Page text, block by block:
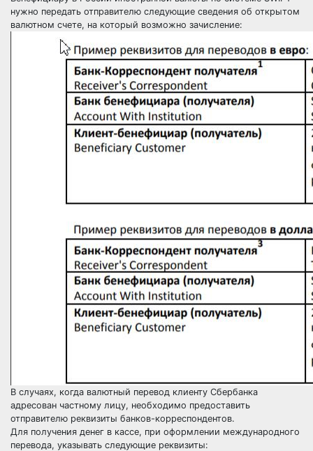
нужно передать отправителю следующие сведения об открытом
валютном счете, на который возможно зачисление:
В случаях, когда валютный перевод клиенту Сбербанка
адресован частному лицу, необходимо предоставить
отправителю реквизиты банков-корреспондентов.
Для получения денег в кассе, при оформлении международного
перевода, указывать следующие реквизиты: